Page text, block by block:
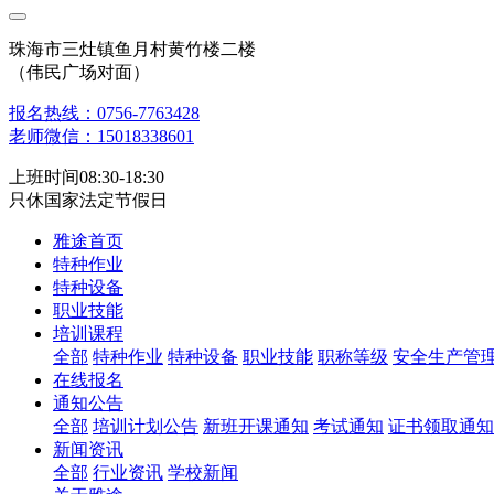
珠海市三灶镇鱼月村黄竹楼二楼
（伟民广场对面）
报名热线：0756-7763428
老师微信：15018338601
上班时间08:30-18:30
只休国家法定节假日
雅途首页
特种作业
特种设备
职业技能
培训课程
全部 特种作业 特种设备 职业技能 职称等级 安全生产管
在线报名
通知公告
全部 培训计划公告 新班开课通知 考试通知 证书领取通知
新闻资讯
全部 行业资讯 学校新闻